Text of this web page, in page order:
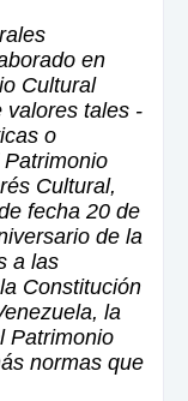
en
Cultural
valores tales -
o
Cultural,
fecha 20 de
de la
a las
Constitución
la
Patrimonio
normas que